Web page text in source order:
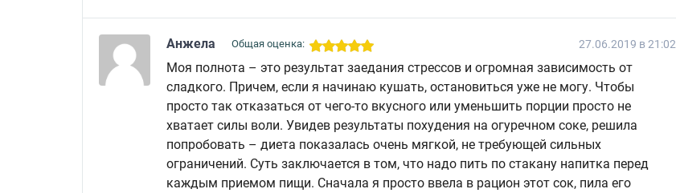
Анжела Общая оценка: 27.06.2019 в 21:02
Моя полнота – это результат заедания стрессов и огромная зависимость от
сладкого. Причем, если я начинаю кушать, остановиться уже не могу. Чтобы
просто так отказаться от чего-то вкусного или уменьшить порции просто не
хватает силы воли. Увидев результаты похудения на огуречном соке, решила
попробовать – диета показалась очень мягкой, не требующей сильных
ограничений. Суть заключается в том, что надо пить по стакану напитка перед
каждым приемом пищи. Сначала я просто ввела в рацион этот сок, пила его